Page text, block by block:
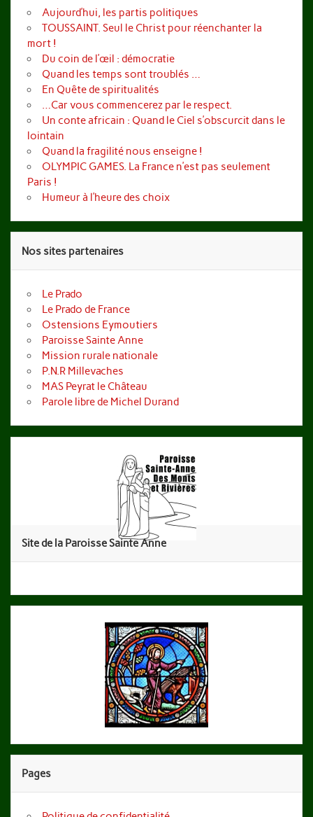
Aujourd’hui, les partis politiques
TOUSSAINT. Seul le Christ pour réenchanter la
mort !
Du coin de l’œil : démocratie
Quand les temps sont troublés …
En Quête de spiritualités
…Car vous commencerez par le respect.
Un conte africain : Quand le Ciel s’obscurcit dans le
lointain
Quand la fragilité nous enseigne !
OLYMPIC GAMES. La France n’est pas seulement
Paris !
Humeur à l’heure des choix
Nos sites partenaires
Le Prado
Le Prado de France
Ostensions Eymoutiers
Paroisse Sainte Anne
Mission rurale nationale
P.N.R Millevaches
MAS Peyrat le Château
Parole libre de Michel Durand
Site de la Paroisse Sainte Anne
Pages